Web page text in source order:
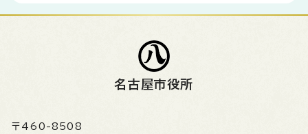
名古屋市役所
〒460-8508